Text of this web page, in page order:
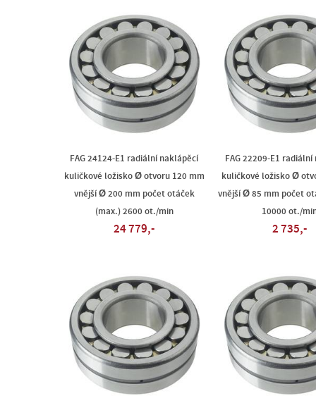
FAG 24124-E1 radiální naklápěcí
kuličkové ložisko Ø otvoru 120 mm
vnější Ø 200 mm počet otáček
(max.) 2600 ot./min
24 779,-
FAG 22209-E1
kuličkové ložisko Ø
vnější Ø 85 mm počet
10000 ot./
2 735,-